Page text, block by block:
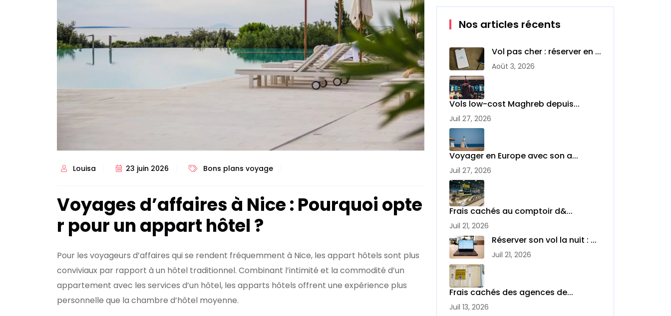
Louisa 23 juin 2026 Bons plans voyage
Voyages d’affaires à Nice : Pourquoi opte
r pour un appart hôtel ?
Pour les voyageurs d’affaires qui se rendent fréquemment à Nice, les appart hôtels sont plus
conviviaux par rapport à un hôtel traditionnel. Combinant l’intimité et la commodité d’un
appartement avec les services d’un hôtel, les apparts hôtels offrent une expérience plus
personnelle que la chambre d’hôtel moyenne.
Nos articles récents
Vol pas cher : réserver en ...
Août 3, 2026
Vols low-cost Maghreb depuis...
Juil 27, 2026
Voyager en Europe avec son a...
Juil 27, 2026
Frais cachés au comptoir d&...
Juil 21, 2026
Réserver son vol la nuit : ...
Juil 21, 2026
Frais cachés des agences de...
Juil 13, 2026